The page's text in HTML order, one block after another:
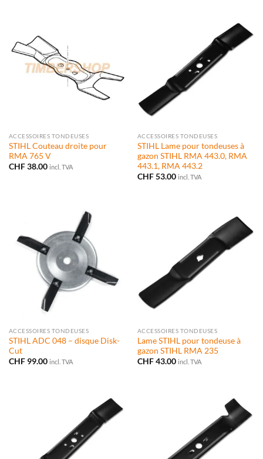
ACCESSOIRES TONDEUSES
STIHL Couteau droite pour
RMA 765 V
CHF38.00 incl. TVA
ACCESSOIRES TONDEUSES
STIHL Lame pour tondeuses à
gazon STIHL RMA 443.0, RMA
443.1, RMA 443.2
CHF53.00 incl. TVA
ACCESSOIRES TONDEUSES
STIHL ADC 048 – disque Disk-
Cut
CHF99.00 incl. TVA
ACCESSOIRES TONDEUSES
Lame STIHL pour tondeuse à
gazon STIHL RMA 235
CHF43.00 incl. TVA